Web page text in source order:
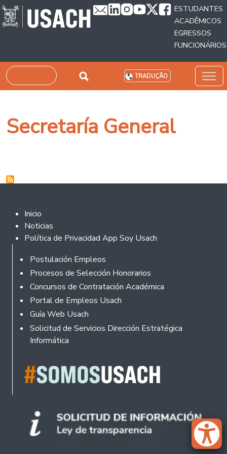
Passar para o conteúdo principal
ESTUDANTES
ACADÊMICOS
EGRESSOS
FUNCIONÁRIOS
Pesquisar TRADUÇÃO
Secretaría General
Footer 2
Inicio
Noticias
Política de Privacidad App Soy Usach
Rodapé
Postulación Empleos
Procesos de Selección Honorarios
Concursos de Contratación Académica
Portal de Empleos Usach
Guía Web Usach
Solicitud de Servicios Dirección Estratégica
Informática